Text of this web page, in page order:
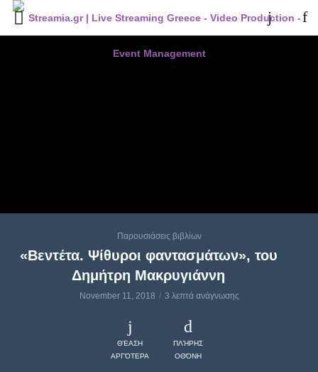
Παρουσιάσεις βιβλίων
«Βεντέτα. Ψίθυροι φαντασμάτων», του
Δημήτρη Μακρυγιάννη
November 11, 2018 3 λεπτά ανάγνωσης
ΘΈΑΣΗ
ΑΡΓΌΤΕΡΑ
ΠΛΉΡΗΣ
ΟΘΌΝΗ